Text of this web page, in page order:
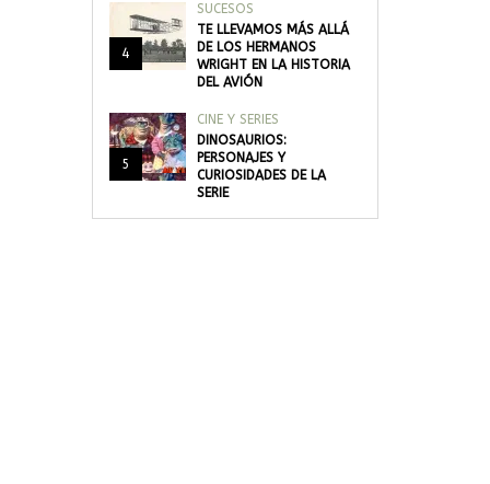
4
SUCESOS
TE LLEVAMOS MÁS ALLÁ
DE LOS HERMANOS
WRIGHT EN LA HISTORIA
DEL AVIÓN
5
CINE Y SERIES
DINOSAURIOS:
PERSONAJES Y
CURIOSIDADES DE LA
SERIE